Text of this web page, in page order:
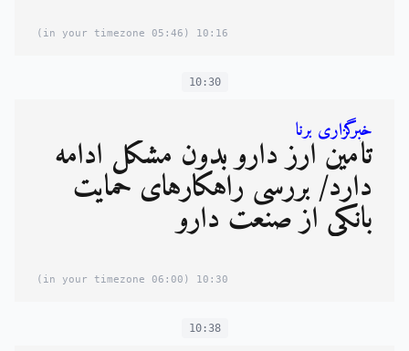
10:16
(05:46 in your timezone)
10:30
خبرگزاری برنا
تأمین ارز دارو بدون مشکل ادامه
دارد/ بررسی راهکارهای حمایت
بانکی از صنعت دارو
10:30
(06:00 in your timezone)
10:38